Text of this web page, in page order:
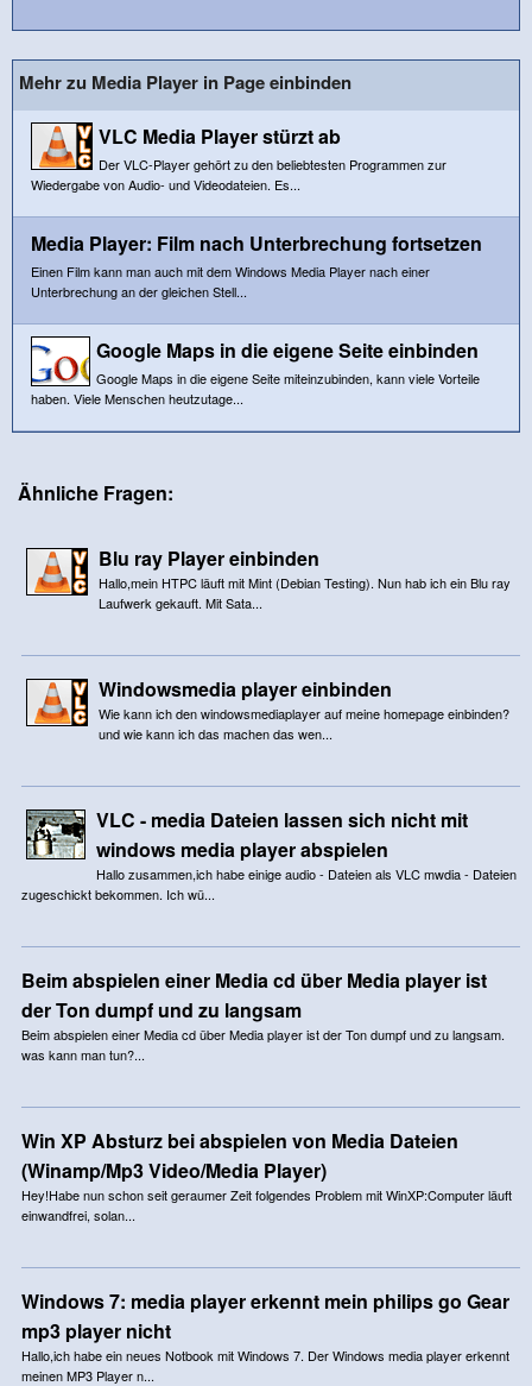
Mehr zu Media Player in Page einbinden
VLC Media Player stürzt ab
Der VLC-Player gehört zu den beliebtesten Programmen zur
Wiedergabe von Audio- und Videodateien. Es...
Media Player: Film nach Unterbrechung fortsetzen
Einen Film kann man auch mit dem Windows Media Player nach einer
Unterbrechung an der gleichen Stell...
Google Maps in die eigene Seite einbinden
Google Maps in die eigene Seite miteinzubinden, kann viele Vorteile
haben. Viele Menschen heutzutage...
Ähnliche Fragen:
Blu ray Player einbinden
Hallo,mein HTPC läuft mit Mint (Debian Testing). Nun hab ich ein Blu ray
Laufwerk gekauft. Mit Sata...
Windowsmedia player einbinden
Wie kann ich den windowsmediaplayer auf meine homepage einbinden?
und wie kann ich das machen das wen...
VLC - media Dateien lassen sich nicht mit
windows media player abspielen
Hallo zusammen,ich habe einige audio - Dateien als VLC mwdia - Dateien
zugeschickt bekommen. Ich wü...
Beim abspielen einer Media cd über Media player ist
der Ton dumpf und zu langsam
Beim abspielen einer Media cd über Media player ist der Ton dumpf und zu langsam.
was kann man tun?...
Win XP Absturz bei abspielen von Media Dateien
(Winamp/Mp3 Video/Media Player)
Hey!Habe nun schon seit geraumer Zeit folgendes Problem mit WinXP:Computer läuft
einwandfrei, solan...
Windows 7: media player erkennt mein philips go Gear
mp3 player nicht
Hallo,ich habe ein neues Notbook mit Windows 7. Der Windows media player erkennt
meinen MP3 Player n...